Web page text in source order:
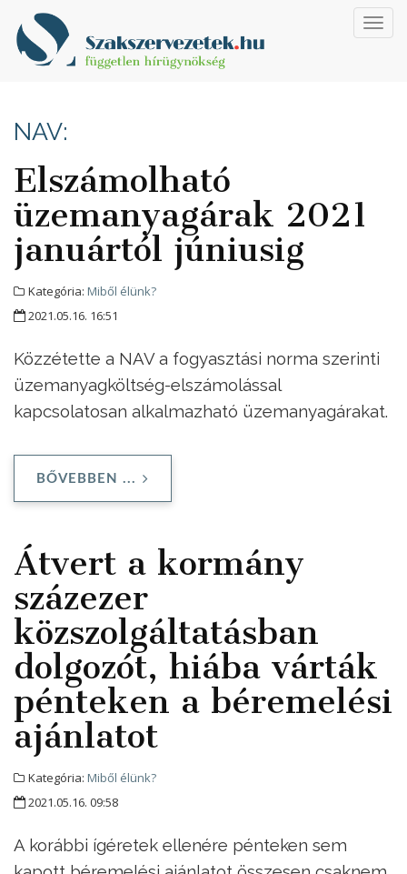
NAV:
Elszámolható
üzemanyagárak 2021
januártól júniusig
Kategória: Miből élünk?
2021.05.16. 16:51
Közzétette a NAV a fogyasztási norma szerinti
üzemanyagköltség-elszámolással
kapcsolatosan alkalmazható üzemanyagárakat.
BŐVEBBEN ...
Átvert a kormány
százezer
közszolgáltatásban
dolgozót, hiába várták
pénteken a béremelési
ajánlatot
Kategória: Miből élünk?
2021.05.16. 09:58
A korábbi ígéretek ellenére pénteken sem